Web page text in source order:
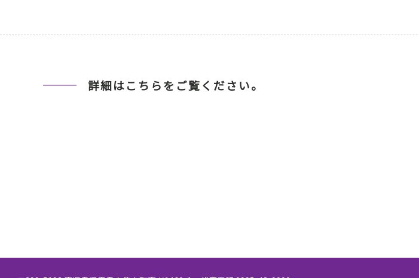
詳細はこちらをご覧ください。